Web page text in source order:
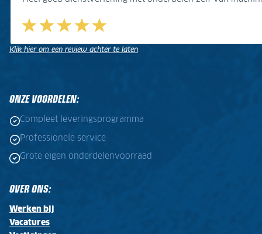
Klik hier om een review achter te laten
ONZE VOORDELEN:
Compleet leveringsprogramma
Professionele service
Grote eigen onderdelenvoorraad
OVER ONS:
Werken bij
Vacatures